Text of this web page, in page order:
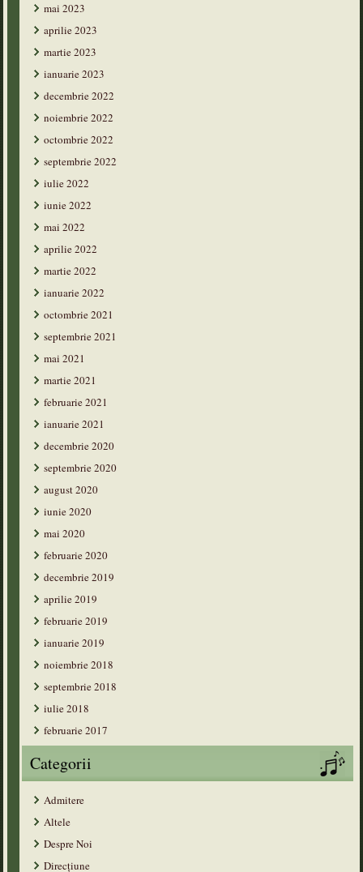
mai 2023
aprilie 2023
martie 2023
ianuarie 2023
decembrie 2022
noiembrie 2022
octombrie 2022
septembrie 2022
iulie 2022
iunie 2022
mai 2022
aprilie 2022
martie 2022
ianuarie 2022
octombrie 2021
septembrie 2021
mai 2021
martie 2021
februarie 2021
ianuarie 2021
decembrie 2020
septembrie 2020
august 2020
iunie 2020
mai 2020
februarie 2020
decembrie 2019
aprilie 2019
februarie 2019
ianuarie 2019
noiembrie 2018
septembrie 2018
iulie 2018
februarie 2017
Categorii
Admitere
Altele
Despre Noi
Direcțiune